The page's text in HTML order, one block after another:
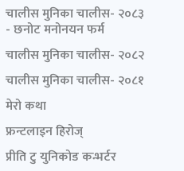
चालीस मुनिका चालीस- २०८३
- छनोट मनोनयन फर्म
चालीस मुनिका चालीस- २०८२
चालीस मुनिका चालीस- २०८१
मेरो कथा
फ्रन्टलाइन हिरोज्
प्रीति टु युनिकोड कन्भर्टर